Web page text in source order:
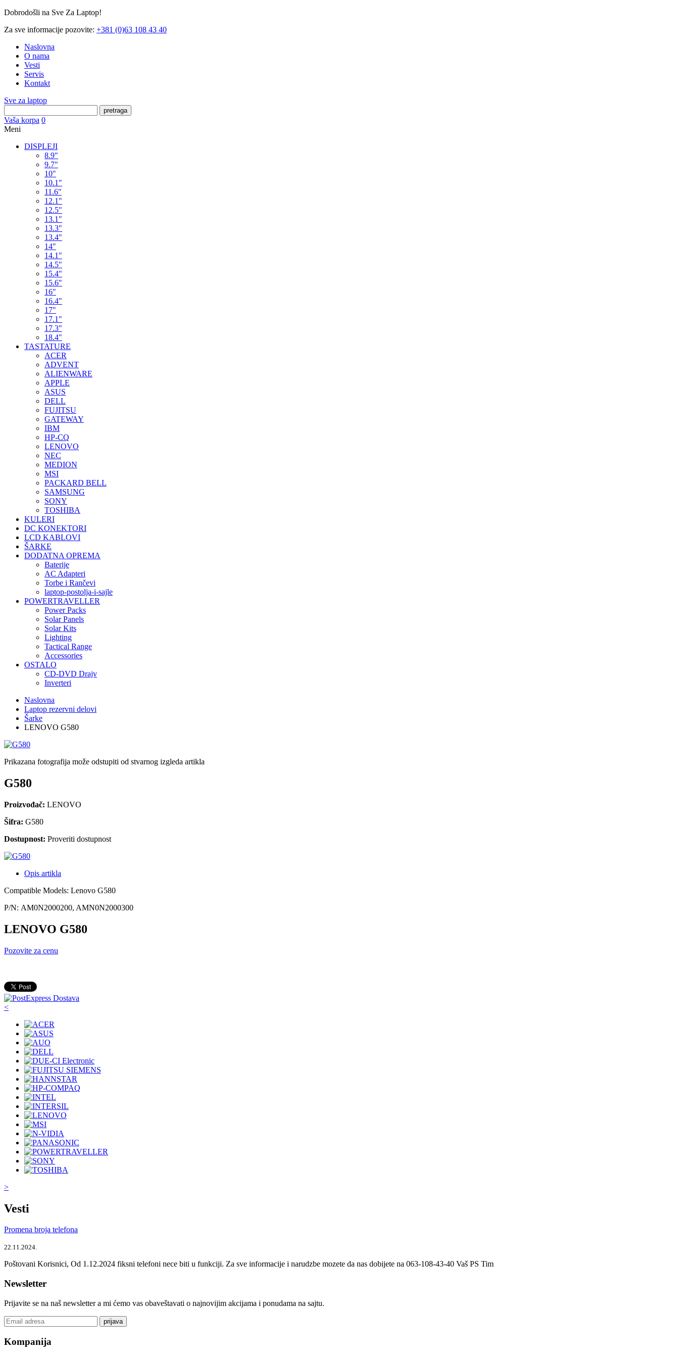
Dobrodošli na Sve Za Laptop!
Za sve informacije pozovite: +381 (0)63 108 43 40
Naslovna
O nama
Vesti
Servis
Kontakt
Sve za laptop
pretraga
Vaša korpa 0
Meni
DISPLEJI
8.9"
9.7"
10"
10.1"
11.6"
12.1"
12.5"
13.1"
13.3"
13.4"
14"
14.1"
14.5"
15.4"
15.6"
16"
16.4"
17"
17.1"
17.3"
18.4"
TASTATURE
ACER
ADVENT
ALIENWARE
APPLE
ASUS
DELL
FUJITSU
GATEWAY
IBM
HP-CQ
LENOVO
NEC
MEDION
MSI
PACKARD BELL
SAMSUNG
SONY
TOSHIBA
KULERI
DC KONEKTORI
LCD KABLOVI
ŠARKE
DODATNA OPREMA
Baterije
AC Adapteri
Torbe i Rančevi
laptop-postolja-i-sajle
POWERTRAVELLER
Power Packs
Solar Panels
Solar Kits
Lighting
Tactical Range
Accessories
OSTALO
CD-DVD Drajv
Inverteri
Naslovna
Laptop rezervni delovi
Šarke
LENOVO G580
Prikazana fotografija može odstupiti od stvarnog izgleda artikla
G580
Proizvođač: LENOVO
Šifra: G580
Dostupnost: Proveriti dostupnost
Opis artikla
Compatible Models: Lenovo G580
P/N: AM0N2000200, AMN0N2000300
LENOVO G580
Pozovite za cenu
<
>
Vesti
Promena broja telefona
22.11.2024.
Poštovani Korisnici, Od 1.12.2024 fiksni telefoni nece biti u funkciji. Za sve informacije i narudzbe mozete da nas dobijete na 063-108-43-40 Vaš PS Tim
Newsletter
Prijavite se na naš newsletter a mi ćemo vas obaveštavati o najnovijim akcijama i ponudama na sajtu.
prijava
Kompanija